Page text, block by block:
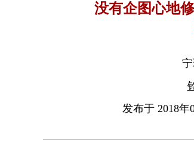
没有企图心地
发布于 2018年